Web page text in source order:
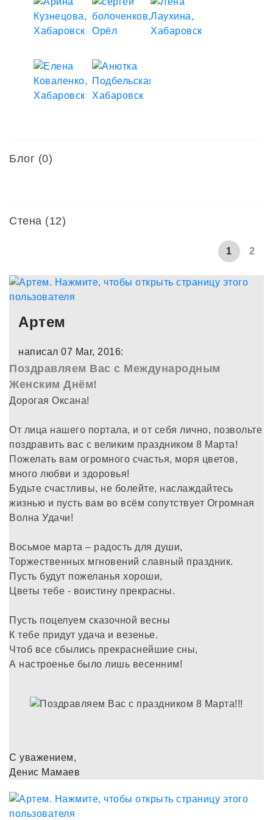
понимает...Хотя на самом деле,это делала я,а не
окружающие меня люди...Некоторые устав со мной
бороться,прекращали со мной всякое общение,а
меня.Что касается диеты,то я стала её нарушать
уже на 10 день после того как мне поставили
диагноз.Естественно,это сказывалась на моем
пять раз лежала в больнице,куда меня привозили на
моментов...Моя зацикленность на себе сделала
человеком.Это была моя защитная реакция.А
заболевание...именно приняла,а не
смирилась...,когда "Диабет-это образ жизни"стал
моим девизом,жизнь снова координально
изменилась:я наладила свои сахара(теперь они у
улучшение моего здоровья,пропала постоянная
слабость,сухость во рту,улучшилолось качество
кожи,пропали прыщики,и в общении с окружающими
тоже произошли изменения.Я сейчас считаю,что
многими интересными людьми,стать более
ответственой,поступила в ВУЗ на бюджет,на
юридический...В дальнейшем хочу стать
следователем,и я уверена это у меня получится,в
это нужно только верить)))
Блог (0)
Стена (12)
1 2
Артем
написал 07 Mar, 2016:
Поздравляем Вас с Международным
Женским Днём!
Дорогая Оксана!
От лица нашего портала, и от себя лично, позвольте
поздравить вас с великим праздником 8 Марта!
Пожелать вам огромного счастья, моря цветов,
много любви и здоровья!
Будьте счастливы, не болейте, наслаждайтесь
жизнью и пусть вам во всём сопутствует Огромная
Волна Удачи!
Восьмое марта – радость для души,
Торжественных мгновений славный праздник.
Пусть будут пожеланья хороши,
Цветы тебе - воистину прекрасны.
Пусть поцелуем сказочной весны
К тебе придут удача и везенье.
Чтоб все сбылись прекраснейшие сны,
А настроенье было лишь весенним!
С уважением,
Денис Мамаев